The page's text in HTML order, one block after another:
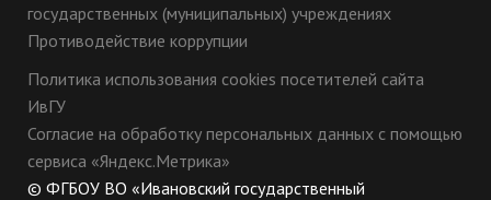
государственных (муниципальных) учреждениях
Противодействие коррупции
Политика использования cookies посетителей сайта
ИвГУ
Согласие на обработку персональных данных с помощью
сервиса «Яндекс.Метрика»
© ФГБОУ ВО «Ивановский государственный